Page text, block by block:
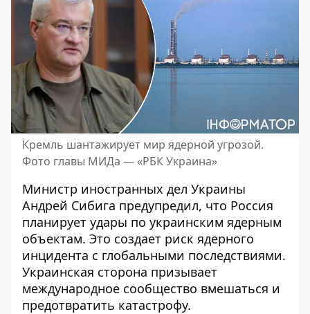
Кремль шантажирует мир ядерной угрозой.
Фото главы МИДа — «РБК Украина»
Министр иностранных дел Украины
Андрей Сибига предупредил, что Россия
планирует удары по украинским ядерным
объектам. Это создает риск ядерного
инцидента с глобальными последствиями.
Украинская сторона призывает
международное сообщество вмешаться и
предотвратить катастрофу.